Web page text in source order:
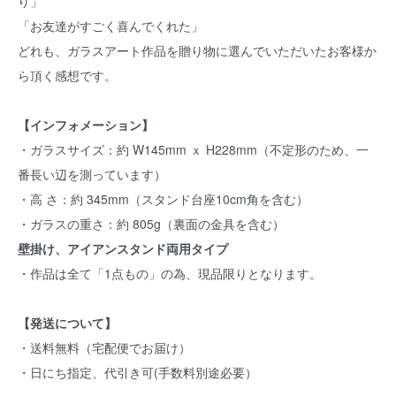
「お友達がすごく喜んでくれた」
どれも、ガラスアート作品を贈り物に選んでいただいたお客様か
ら頂く感想です。
【インフォメーション】
・ガラスサイズ：約 W145mm ｘ H228mm（不定形のため、一
番長い辺を測っています）
・高 さ：約 345mm（スタンド台座10cm角を含む）
・ガラスの重さ：約 805g（裏面の金具を含む）
壁掛け、アイアンスタンド両用タイプ
・作品は全て「1点もの」の為、現品限りとなります。
【発送について】
・送料無料（宅配便でお届け）
・日にち指定、代引き可(手数料別途必要）